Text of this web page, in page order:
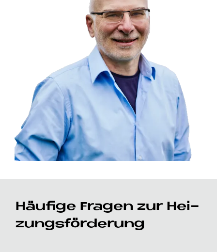
Häu­fi­ge Fra­gen zur Hei­
zungs­för­de­rung